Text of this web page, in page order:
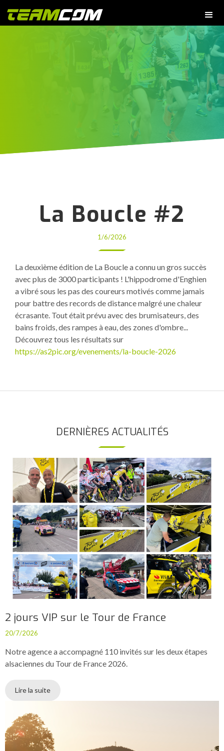
La Boucle #2
1/6/2026
La deuxième édition de La Boucle a connu un gros succès
avec plus de 3000 participants ! L'hippodrome d'Enghien
a vibré sous les pas des coureurs motivés comme jamais
pour battre des records de distance malgré une chaleur
écrasante. Tout était prévu avec des brumisateurs, des
bains froids, des rampes à eau, des zones d'ombre...
Découvrez tous les résultats sur
https://as2pic.org/evenements/la-boucle-2026
DERNIÈRES ACTUALITÉS
2 jours VIP sur le Tour de France
20/7/2026
Notre agence a accompagné 110 invités sur les deux étapes
alsaciennes du Tour de France 2026.
Lire la suite